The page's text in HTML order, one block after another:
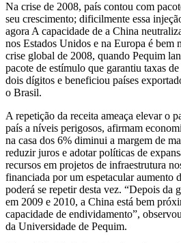
Na crise de 2008, país contou com
seu crescimento; dificilmente essa
agora A capacidade de a China
nos Estados Unidos e na Europa é bem
crise global de 2008, quando Pequim
pacote de estímulo que garantiu taxas
dois dígitos e beneficiou países
o Brasil.
A repetição da receita ameaça elevar o
país a níveis perigosos, afirmam
na casa dos 6% diminui a margem de
reduzir juros e adotar políticas de
recursos em projetos de infraestrutura
financiada por um espetacular aumento
poderá se repetir desta vez. “Depois da
em 2009 e 2010, a China está bem
capacidade de endividamento”,
da Universidade de Pequim.